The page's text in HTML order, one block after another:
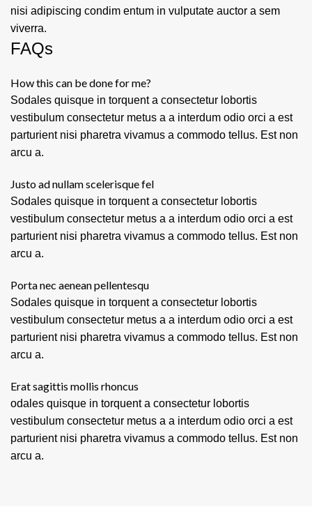
nisi adipiscing condim entum in vulputate auctor a sem
viverra.
FAQs
How this can be done for me?
Sodales quisque in torquent a consectetur lobortis
vestibulum consectetur metus a a interdum odio orci a est
parturient nisi pharetra vivamus a commodo tellus. Est non
arcu a.
Justo ad nullam scelerisque fel
Sodales quisque in torquent a consectetur lobortis
vestibulum consectetur metus a a interdum odio orci a est
parturient nisi pharetra vivamus a commodo tellus. Est non
arcu a.
Porta nec aenean pellentesqu
Sodales quisque in torquent a consectetur lobortis
vestibulum consectetur metus a a interdum odio orci a est
parturient nisi pharetra vivamus a commodo tellus. Est non
arcu a.
Erat sagittis mollis rhoncus
odales quisque in torquent a consectetur lobortis
vestibulum consectetur metus a a interdum odio orci a est
parturient nisi pharetra vivamus a commodo tellus. Est non
arcu a.